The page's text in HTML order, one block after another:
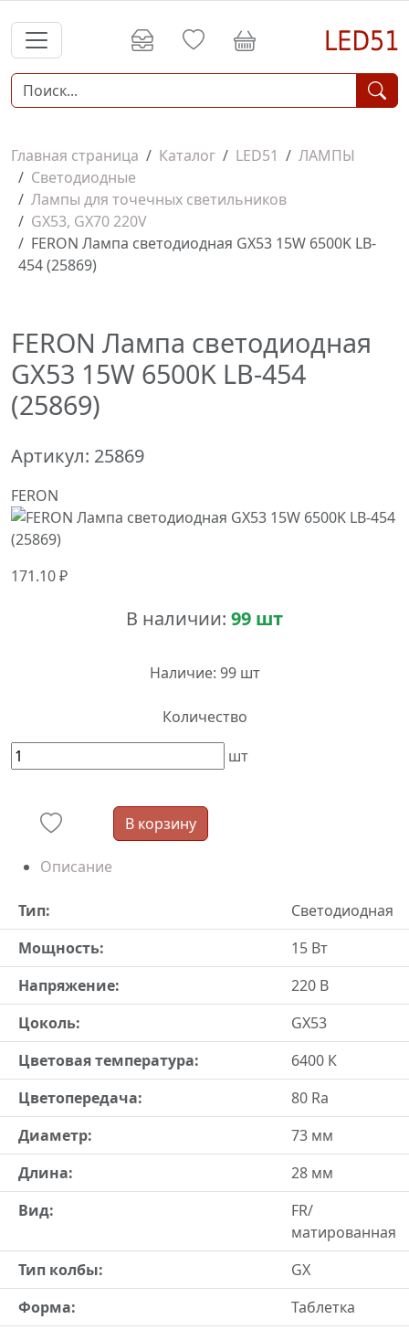
Главная страница Каталог LED51
ЛАМПЫ
Светодиодные
Лампы для точечных светильников
GX53, GX70 220V
FERON Лампа светодиодная GX53 15W 6500K LB-
454 (25869)
FERON Лампа светодиодная
GX53 15W 6500K LB-454
(25869)
Артикул: 25869
FERON
171.10 ₽
В наличии: 99 шт
Наличие: 99 шт
Количество
шт
В корзину
Описание
Тип:
Светодиодная
Мощность:
15 Вт
Напряжение:
220 В
Цоколь:
GX53
Цветовая температура:
6400 К
Цветопередача:
80 Ra
Диаметр:
73 мм
Длина:
28 мм
Вид:
FR/
матированная
Тип колбы:
GX
Форма:
Таблетка